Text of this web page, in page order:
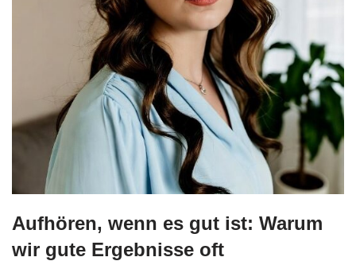
Aufhören, wenn es gut ist: Warum
wir gute Ergebnisse oft